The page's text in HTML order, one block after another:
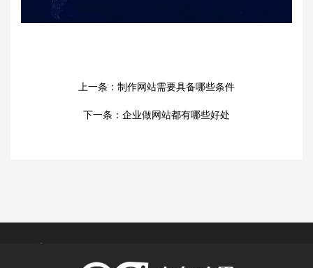
上一条： 制作网站需要具备哪些条件
下一条： 企业做网站都有哪些好处